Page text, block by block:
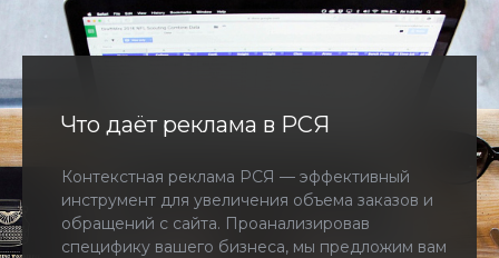
Что даёт реклама в РСЯ
Контекстная реклама РСЯ — эффективный
инструмент для увеличения объема заказов и
обращений с сайта. Проанализировав
специфику вашего бизнеса, мы предложим вам